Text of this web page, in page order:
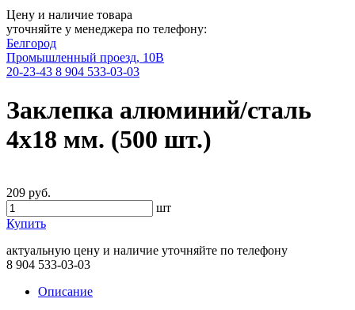
Цену и наличие товара
уточняйте у менеджера по телефону:
Белгород
Промышленный проезд, 10В
20-23-43 8 904 533-03-03
Заклепка алюминий/сталь
4х18 мм. (500 шт.)
209 руб.
шт
Купить
актуальную цену и наличие уточняйте по телефону
8 904 533-03-03
Описание